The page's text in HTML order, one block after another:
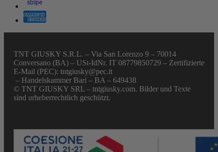
TNT GIUSKY S.R.L. – Via San Lorenzo 9 – 70014
Conversano (BA) – USt-IdNr. IT 08779850729 – Zertifizierte
E-Mail (PEC): tntgiusky@pec.it
– Handelskammer Bari – BA – 649438
© TNT GIUSKY SRL – tntgiusky.com. Bilder und Texte
sind urheberrechtlich geschützt.